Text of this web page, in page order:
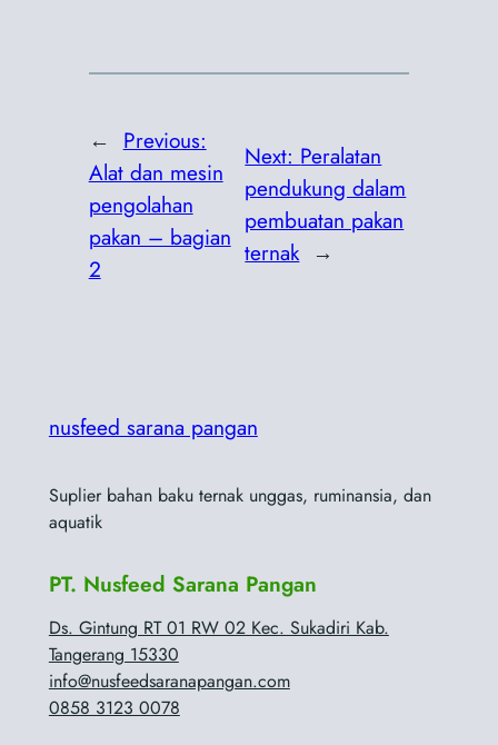
← Previous:
Alat dan mesin
pengolahan
pakan – bagian
2
Next: Peralatan
pendukung dalam
pembuatan pakan
ternak →
nusfeed sarana pangan
Suplier bahan baku ternak unggas, ruminansia, dan
aquatik
PT. Nusfeed Sarana Pangan
Ds. Gintung RT 01 RW 02 Kec. Sukadiri Kab.
Tangerang 15330
info@nusfeedsaranapangan.com
0858 3123 0078